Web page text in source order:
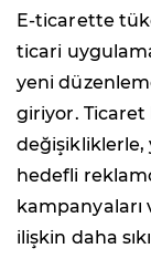
E-ticarette
ticari
yeni
giriyor. Ticaret
değişikliklerle,
hedefli
ilişkin daha